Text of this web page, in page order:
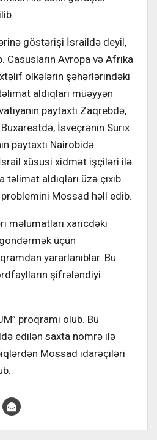
göstərişi İsraildə deyil,
Casusların Avropa və Afrika
ölkələrin şəhərlərindəki
aldıqları müəyyən
paytaxtı Zaqrebdə,
Buxarestdə, İsveçrənin Sürix
paytaxtı Nairobidə
xüsusi xidmət işçiləri ilə
aldıqları üzə çıxıb.
Mossad həll edib.
məlumatları xaricdəki
üçün
yararlanıblar. Bu
şifrələndiyi
proqramı olub. Bu
edilən saxta nömrə ilə
Mossad idarəçiləri